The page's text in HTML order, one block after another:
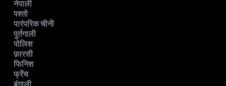
नेपाली
पश्तो
पारंपरिक चीनी
पुर्तगाली
पोलिश
फ़ारसी
फिनिश
फ्रेंच